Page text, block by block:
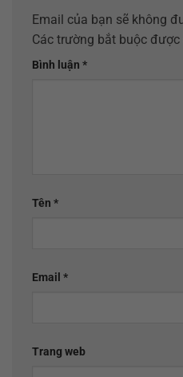
Email của bạn sẽ không
Các trường bắt buộc
Bình luận *
Tên *
Email *
Trang web